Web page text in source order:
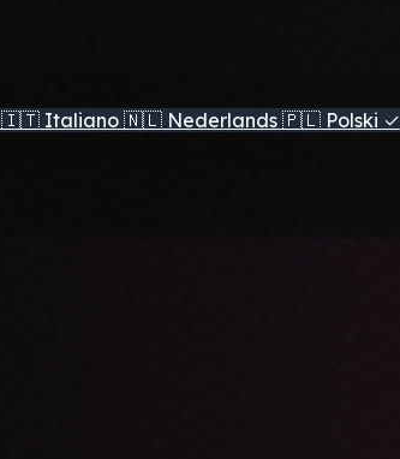
🇮🇹 Italiano 🇳🇱 Nederlands 🇵🇱 Polski ✓